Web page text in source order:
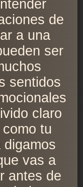
de
a una
ser
sentidos
claro
tu
digamos
vas a
antes de